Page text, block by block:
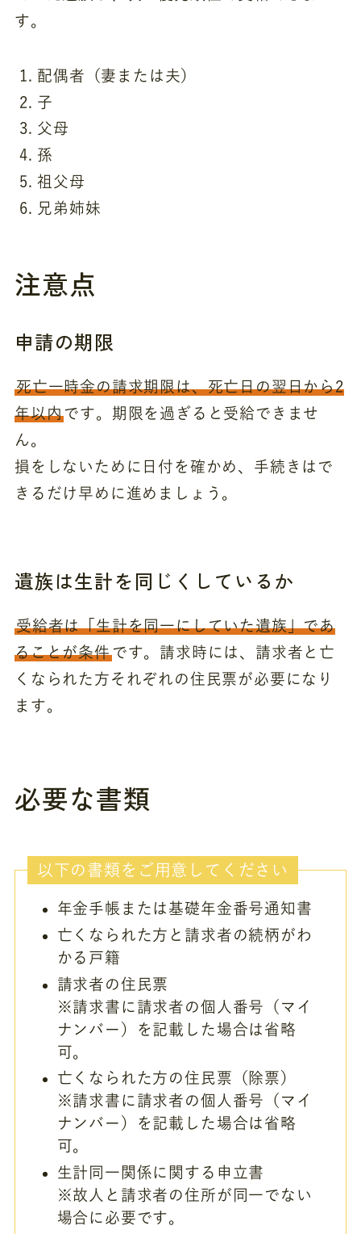
す。
配偶者（妻または夫）
子
父母
孫
祖父母
兄弟姉妹
注意点
申請の期限
死亡一時金の請求期限は、死亡日の翌日から2
年以内です。期限を過ぎると受給できませ
ん。
損をしないために日付を確かめ、手続きはで
きるだけ早めに進めましょう。
遺族は生計を同じくしているか
受給者は「生計を同一にしていた遺族」であ
ることが条件です。請求時には、請求者と亡
くなられた方それぞれの住民票が必要になり
ます。
必要な書類
以下の書類をご用意してください
年金手帳または基礎年金番号通知書
亡くなられた方と請求者の続柄がわ
かる戸籍
請求者の住民票
※請求書に請求者の個人番号（マイ
ナンバー）を記載した場合は省略
可。
亡くなられた方の住民票（除票）
※請求書に請求者の個人番号（マイ
ナンバー）を記載した場合は省略
可。
生計同一関係に関する申立書
※故人と請求者の住所が同一でない
場合に必要です。